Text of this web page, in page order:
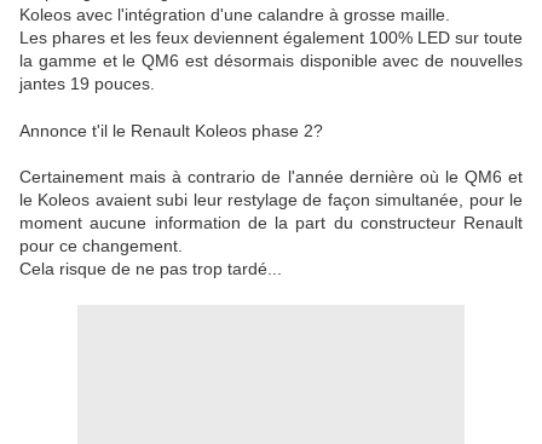
Koleos avec l'intégration d'une calandre à grosse maille.
Les phares et les feux deviennent également 100% LED sur toute
la gamme et le QM6 est désormais disponible avec de nouvelles
jantes 19 pouces.
Annonce t'il le Renault Koleos phase 2?
Certainement mais à contrario de l'année dernière où le QM6 et
le Koleos avaient subi leur restylage de façon simultanée, pour le
moment aucune information de la part du constructeur Renault
pour ce changement.
Cela risque de ne pas trop tardé...